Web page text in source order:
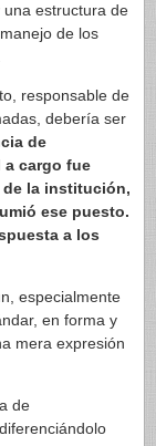
estructura de
de los
responsable de
debería ser
de
a cargo fue
la institución,
ese puesto.
a los
especialmente
en forma y
mera expresión
de